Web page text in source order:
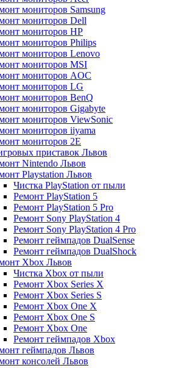
мониторов Samsung
мониторов Dell
мониторов HP
мониторов Philips
мониторов Lenovo
мониторов MSI
мониторов AOC
мониторов LG
мониторов BenQ
мониторов Gigabyte
мониторов ViewSonic
мониторов iiyama
мониторов 2E
приставок Львов
Nintendo Львов
Playstation Львов
Чистка PlayStation от пыли
Ремонт PlayStation 5
Ремонт PlayStation 5 Pro
Ремонт Sony PlayStation 4
Ремонт Sony PlayStation 4 Pro
Ремонт геймпадов DualSense
Ремонт геймпадов DualShock
Xbox Львов
Чистка Xbox от пыли
Ремонт Xbox Series X
Ремонт Xbox Series S
Ремонт Xbox One X
Ремонт Xbox One S
Ремонт Xbox One
Ремонт геймпадов Xbox
геймпадов Львов
консолей Львов